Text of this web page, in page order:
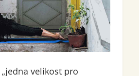
velikost pro